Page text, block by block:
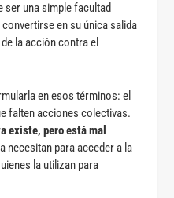
ser una simple facultad
en su única salida
la acción contra el
en esos términos: el
falten acciones colectivas.
existe, pero está mal
necesitan para acceder a la
la utilizan para